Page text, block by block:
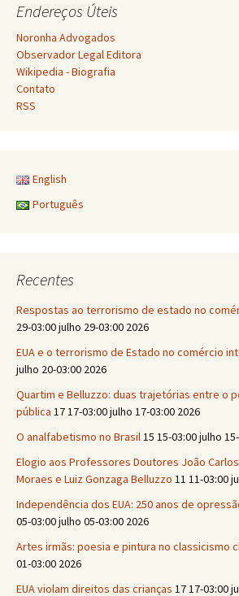
Endereços Úteis
Noronha Advogados
Observador Legal Editora
Wikipedia - Biografia
Contato
RSS
English
Português
Recentes
Respostas ao terrorismo de estado no
29-03:00 julho 29-03:00 2026
EUA e o terrorismo de Estado no comércio
julho 20-03:00 2026
Quartim e Belluzzo: duas trajetórias entre o
pública 17 17-03:00 julho 17-03:00 2026
O analfabetismo no Brasil15 15-03:00 julho
Elogio aos Professores Doutores João
Moraes e Luiz Gonzaga Belluzzo 11 11-03:00
Independência dos EUA: 250 anos de
05-03:00 julho 05-03:00 2026
Artes irmãs: poesia e pintura no classicismo
01-03:00 2026
EUA violam direitos das crianças 17 17-03:00